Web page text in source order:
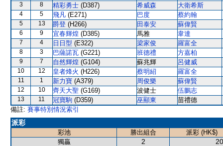
3 8 精彩勇士 (D387) 希威森 大衛希斯
4 5 飛凡 (E271) 巴度 蔡約翰
5 13 爵登 (H266) 田泰安 蘇偉賢
6 9 宜春輝煌 (D385) 馬雅 韋達
7 4 日日型 (E322) 梁家俊 羅富全
8 3 巴薩諾瓦 (G221) 班德禮 方嘉柏
9 7 自然輝煌 (G104) 蘇兆輝 呂健威
10 12 皇者烽火 (H226) 蔡明紹 羅富全
11 1 新力寶 (A379) 周俊樂 蘇偉賢
12 10 齊天大聖 (G169) 波健士 伍鵬志
13 11 冠寶駒 (D359) 巫顯東
苗禮德
備註: 賽事特別情況索引
派彩
彩池 勝出組合
派彩 (HK$)
獨贏
2